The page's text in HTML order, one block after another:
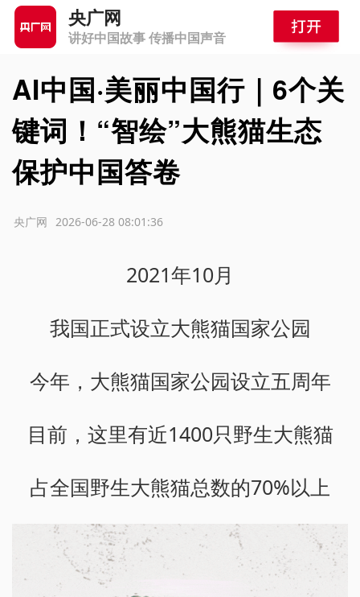
央广网
讲好中国故事 传播中国声音
AI中国·美丽中国行｜6个关
键词！“智绘”大熊猫生态
保护中国答卷
2026-06-28 08:01:36
央广网
2021年10月
我国正式设立大熊猫国家公园
今年，大熊猫国家公园设立五周年
目前，这里有近1400只野生大熊猫
占全国野生大熊猫总数的70%以上